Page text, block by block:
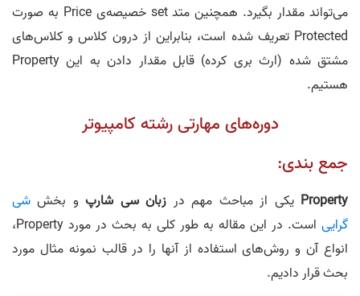
می‌تواند مقدار بگیرد. همچنین متد set خصیصه‌ی Price به صورت
Protected تعریف شده است، بنابراین از درون کلاس و کلاس‌های
مشتق شده (ارث بری کرده) قابل مقدار دادن به این Property
هستیم.
دوره‌های مهارتی رشته کامپیوتر
جمع بندی:
Property یکی از مباحث مهم در زبان سی شارپو بخش شی
گرایی
است. در این مقاله به طور کلی به بحث در مورد Property،
انواع آن و روش‌های استفاده از آنها را در قالب نمونه مثال مورد
بحث قرار دادیم.